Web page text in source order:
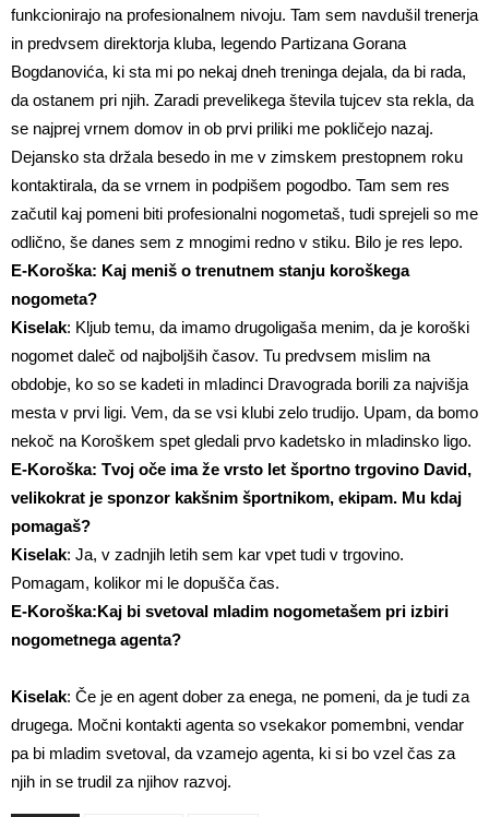
funkcionirajo na profesionalnem nivoju. Tam sem navdušil trenerja
in predvsem direktorja kluba, legendo Partizana Gorana
Bogdanovića, ki sta mi po nekaj dneh treninga dejala, da bi rada,
da ostanem pri njih. Zaradi prevelikega števila tujcev sta rekla, da
se najprej vrnem domov in ob prvi priliki me pokličejo nazaj.
Dejansko sta držala besedo in me v zimskem prestopnem roku
kontaktirala, da se vrnem in podpišem pogodbo. Tam sem res
začutil kaj pomeni biti profesionalni nogometaš, tudi sprejeli so me
odlično, še danes sem z mnogimi redno v stiku. Bilo je res lepo.
E-Koroška: Kaj meniš o trenutnem stanju koroškega
nogometa?
Kiselak: Kljub temu, da imamo drugoligaša menim, da je koroški
nogomet daleč od najboljših časov. Tu predvsem mislim na
obdobje, ko so se kadeti in mladinci Dravograda borili za najvišja
mesta v prvi ligi. Vem, da se vsi klubi zelo trudijo. Upam, da bomo
nekoč na Koroškem spet gledali prvo kadetsko in mladinsko ligo.
E-Koroška: Tvoj oče ima že vrsto let športno trgovino David,
velikokrat je sponzor kakšnim športnikom, ekipam. Mu kdaj
pomagaš?
Kiselak: Ja, v zadnjih letih sem kar vpet tudi v trgovino.
Pomagam, kolikor mi le dopušča čas.
E-Koroška:Kaj bi svetoval mladim nogometašem pri izbiri
nogometnega agenta?
Kiselak: Če je en agent dober za enega, ne pomeni, da je tudi za
drugega. Močni kontakti agenta so vsekakor pomembni, vendar
pa bi mladim svetoval, da vzamejo agenta, ki si bo vzel čas za
njih in se trudil za njihov razvoj.